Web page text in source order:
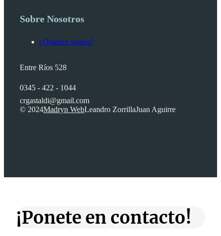
Sobre Nosotros
¿Quienes somos?
Entre Ríos 528
0345 - 422 - 1044
crgastaldi@gmail.com
© 2024Madryn WebLeandro ZorrillaJuan Aguirre
¡Ponete en contacto!